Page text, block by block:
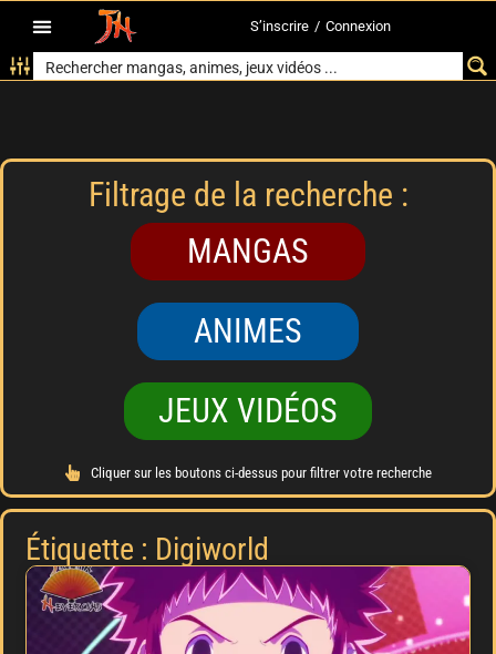
S’inscrire / Connexion
Filtrage de la recherche :
MANGAS
ANIMES
JEUX VIDÉOS
Cliquer sur les boutons ci-dessus pour filtrer votre recherche
Étiquette : Digiworld